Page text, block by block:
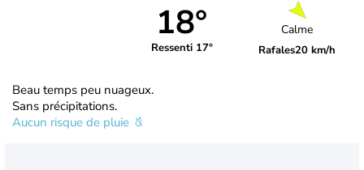
18°
Ressenti 17°
Calme
Rafales20 km/h
Beau temps peu nuageux.
Sans précipitations.
Aucun risque de pluie